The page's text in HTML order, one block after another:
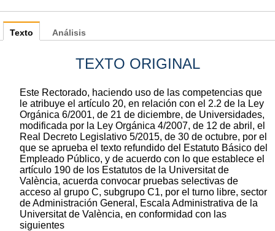
Texto
TEXTO ORIGINAL
Este Rectorado, haciendo uso de las competencias que
le atribuye el artículo 20, en relación con el 2.2 de la Ley
Orgánica 6/2001, de 21 de diciembre, de Universidades,
modificada por la Ley Orgánica 4/2007, de 12 de abril, el
Real Decreto Legislativo 5/2015, de 30 de octubre, por el
que se aprueba el texto refundido del Estatuto Básico del
Empleado Público, y de acuerdo con lo que establece el
artículo 190 de los Estatutos de la Universitat de
València, acuerda convocar pruebas selectivas de
acceso al grupo C, subgrupo C1, por el turno libre, sector
de Administración General, Escala Administrativa de la
Universitat de València, en conformidad con las
siguientes
Análisis